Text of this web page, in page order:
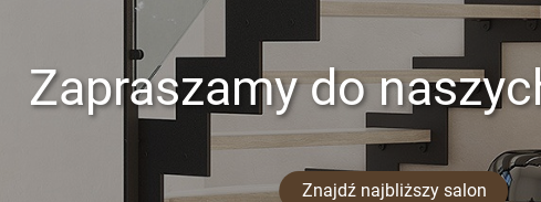
Zapraszamy do
Znajdź najbliższy salon